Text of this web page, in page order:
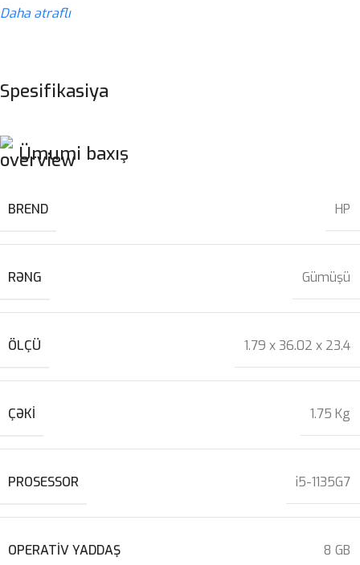
Daha ətraflı
Spesifikasiya
Ümumi baxış
BREND HP
RƏNG Gümüşü
ÖLÇÜ 1.79 x 36.02 x 23.4
ÇƏKI 1.75 Kg
PROSESSOR i5-1135G7
OPERATIV YADDAŞ 8 GB